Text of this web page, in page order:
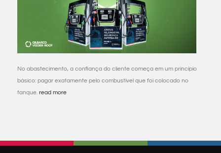
No abastecimento, a confiança do cliente começa em um princípio
básico: pagar exatamente pelo combustível que foi colocado no
tanque. read more